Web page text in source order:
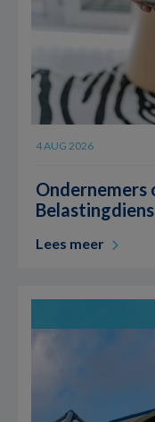
4 AUG 2026
Ondernemers
Lees meer